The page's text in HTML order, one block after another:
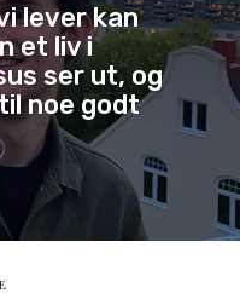
lever kan
et liv i
ser ut, og
noe godt